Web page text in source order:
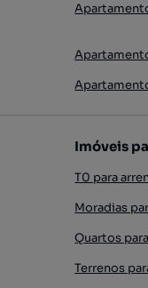
Imóveis
T0 para
Moradias
Quartos
Terrenos